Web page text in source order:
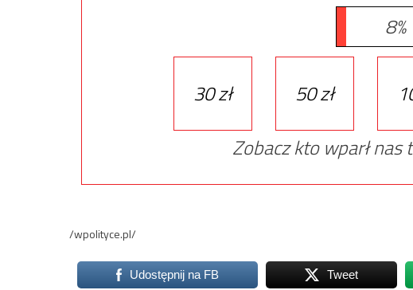
8%
30 zł 50 zł
Zobacz kto wparł nas
/wpolityce.pl/
Udostępnij na FB Tweet